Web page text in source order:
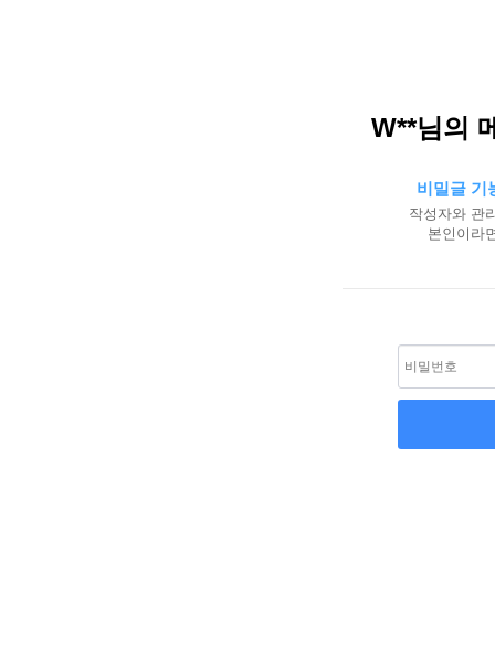
W**님의
비밀글 기
작성자와 관
본인이라